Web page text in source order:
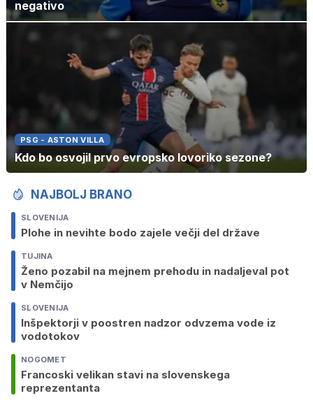
negativo
PSG - ASTON VILLA
Kdo bo osvojil prvo evropsko lovoriko sezone?
NAJBOLJ BRANO
SLOVENIJA
Plohe in nevihte bodo zajele večji del države
TUJINA
Ženo pozabil na mejnem prehodu in nadaljeval pot
v Nemčijo
SLOVENIJA
Inšpektorji v poostren nadzor odvzema vode iz
vodotokov
NOGOMET
Francoski velikan stavi na slovenskega
reprezentanta